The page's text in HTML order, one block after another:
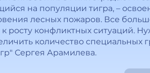
на популяции тигра, –
лесных пожаров. Все
росту конфликтных ситуаций.
количество специальных
Сергея Арамилева.